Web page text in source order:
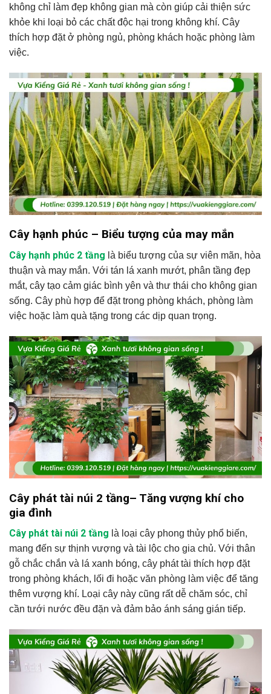
không chỉ làm đẹp không gian mà còn giúp cải thiện sức
khỏe khi loại bỏ các chất độc hại trong không khí. Cây
thích hợp đặt ở phòng ngủ, phòng khách hoặc phòng làm
việc.
Cây hạnh phúc – Biểu tượng của may mắn
Cây hạnh phúc 2 tầng là biểu tượng của sự viên mãn, hòa
thuận và may mắn. Với tán lá xanh mướt, phân tầng đẹp
mắt, cây tạo cảm giác bình yên và thư thái cho không gian
sống. Cây phù hợp để đặt trong phòng khách, phòng làm
việc hoặc làm quà tặng trong các dịp quan trọng.
Cây phát tài núi 2 tầng– Tăng vượng khí cho
gia đình
Cây phát tài núi 2 tầng là loại cây phong thủy phổ biến,
mang đến sự thịnh vượng và tài lộc cho gia chủ. Với thân
gỗ chắc chắn và lá xanh bóng, cây phát tài thích hợp đặt
trong phòng khách, lối đi hoặc văn phòng làm việc để tăng
thêm vượng khí. Loại cây này cũng rất dễ chăm sóc, chỉ
cần tưới nước đều đặn và đảm bảo ánh sáng gián tiếp.